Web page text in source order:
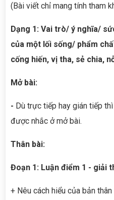
(Bài viết chỉ mang tính tham
Dạng 1: Vai trò/ ý nghĩa/
của một lối sống/ phẩm
cống hiến, vị tha, sẻ chia,
Mở bài:
- Dù trực tiếp hay gián tiếp
được nhắc ở mở bài.
Thân bài:
Đoạn 1: Luận điểm 1 - giải
+ Nêu cách hiểu của bản